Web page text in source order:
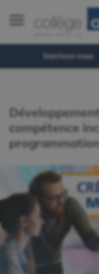
Inscrivez-vous
compétence
programmation